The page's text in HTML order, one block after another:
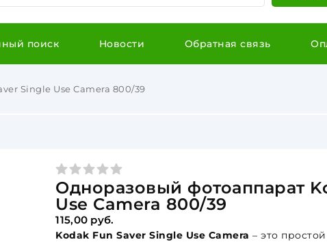
поиск Новости Обратная связь
Single Use Camera 800/39
Одноразовый фотоаппарат
Use Camera 800/39
115,00 руб.
Kodak Fun Saver Single Use Camera – это